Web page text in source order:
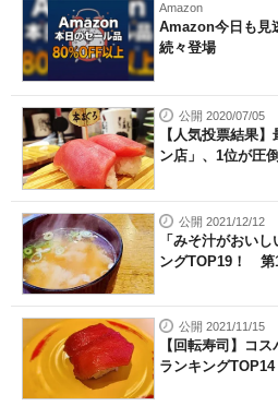
Amazon
Amazon今日も見
続々登場
公開 2020/07/05
【人気投票結果
ン店」、1位が圧
公開 2021/12/12
「みそ汁がおい
ングTOP19！ 第
公開 2021/11/15
【回転寿司】コ
ランキング